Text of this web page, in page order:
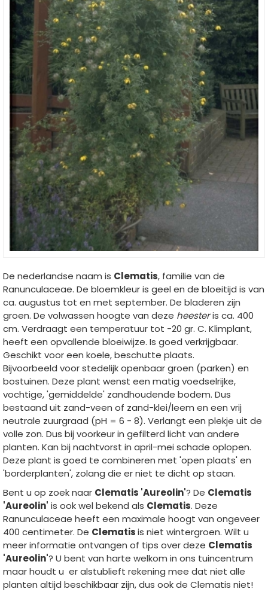
De nederlandse naam is Clematis, familie van de
Ranunculaceae. De bloemkleur is geel en de bloeitijd is van
ca. augustus tot en met september. De bladeren zijn
groen. De volwassen hoogte van deze heesteris ca. 400
cm. Verdraagt een temperatuur tot -20 gr. C. Klimplant,
heeft een opvallende bloeiwijze. Is goed verkrijgbaar.
Geschikt voor een koele, beschutte plaats.
Bijvoorbeeld voor stedelijk openbaar groen (parken) en
bostuinen. Deze plant wenst een matig voedselrijke,
vochtige, 'gemiddelde' zandhoudende bodem. Dus
bestaand uit zand-veen of zand-klei/leem en een vrij
neutrale zuurgraad (pH = 6 - 8). Verlangt een plekje uit de
volle zon. Dus bij voorkeur in gefilterd licht van andere
planten. Kan bij nachtvorst in april-mei schade oplopen.
Deze plant is goed te combineren met 'open plaats' en
'borderplanten', zolang die er niet te dicht op staan.
Bent u op zoek naar Clematis 'Aureolin'? De Clematis
'Aureolin' is ook wel bekend als Clematis. Deze
Ranunculaceae heeft een maximale hoogt van ongeveer
400 centimeter. De Clematisis niet wintergroen. Wilt u
meer informatie ontvangen of tips over deze Clematis
'Aureolin'? U bent van harte welkom in ons tuincentrum
maar houdt u er alstublieft rekening mee dat niet alle
planten altijd beschikbaar zijn, dus ook de Clematis niet!